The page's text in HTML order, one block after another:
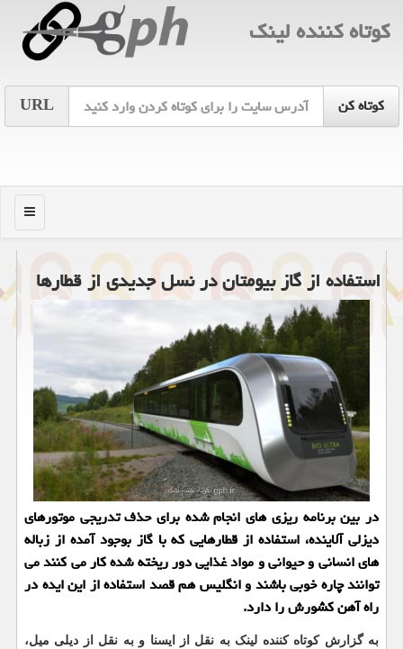
كوتاه كننده لینك
URL
منو
استفاده از گاز بیومتان در نسل جدیدی از قطارها
در بین برنامه ریزی های انجام شده برای حذف تدریجی موتورهای
دیزلی آلاینده، استفاده از قطارهایی که با گاز بوجود آمده از زباله
های انسانی و حیوانی و مواد غذایی دور ریخته شده کار می کنند می
توانند چاره خوبی باشند و انگلیس هم قصد استفاده از این ایده در
راه آهن کشورش را دارد.
به گزارش کوتاه کننده لینک به نقل از ایسنا و به نقل از دیلی میل،